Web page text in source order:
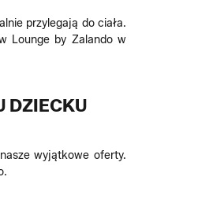
przylegają do ciała.
Lounge by Zalando w
DZIECKU
wyjątkowe oferty.